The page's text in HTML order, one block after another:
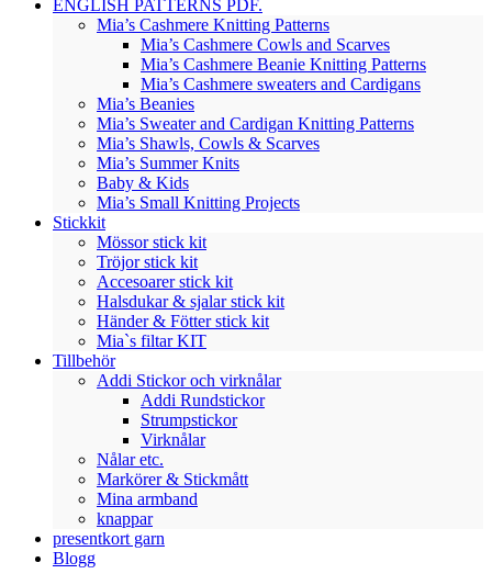
ENGLISH PATTERNS PDF.
Mia’s Cashmere Knitting Patterns
Mia’s Cashmere Cowls and Scarves
Mia’s Cashmere Beanie Knitting Patterns
Mia’s Cashmere sweaters and Cardigans
Mia’s Beanies
Mia’s Sweater and Cardigan Knitting Patterns
Mia’s Shawls, Cowls & Scarves
Mia’s Summer Knits
Baby & Kids
Mia’s Small Knitting Projects
Stickkit
Mössor stick kit
Tröjor stick kit
Accesoarer stick kit
Halsdukar & sjalar stick kit
Händer & Fötter stick kit
Mia`s filtar KIT
Tillbehör
Addi Stickor och virknålar
Addi Rundstickor
Strumpstickor
Virknålar
Nålar etc.
Markörer & Stickmått
Mina armband
knappar
presentkort garn
Blogg